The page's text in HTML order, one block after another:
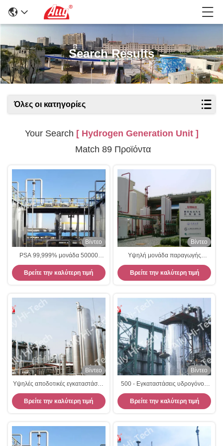
Search Results
Όλες οι κατηγορίες
Your Search [ Hydrogen Generation Unit ]
Match 89 Προϊόντα
Βίντεο
PSA 99,999% μονάδα 50000
Nm3/H παραγωγής υδρογόνου
Βρείτε την καλύτερη τιμή
Βίντεο
Υψηλή μονάδα παραγωγής
υδρογόνου καθαρισμού
Βρείτε την καλύτερη τιμή
Βίντεο
Υψηλές αποδοτικές εγκαταστάσεις
υδρογόνου PSA, μονάδα
αποκατάστασης υδρογόνου από
το αέριο φούρνων κοκ
Βρείτε την καλύτερη τιμή
Βίντεο
500 - Εγκαταστάσεις υδρογόνου
ικανότητας PSA 50000 Nm3/H,
μονάδα καθαρισμού υδρογόνου
Βρείτε την καλύτερη τιμή